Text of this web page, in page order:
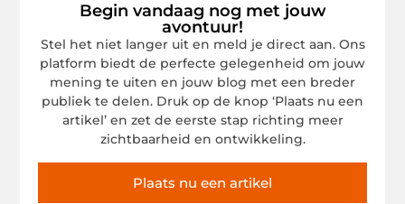
Begin vandaag nog met jouw
avontuur!
Stel het niet langer uit en meld je direct aan. Ons
platform biedt de perfecte gelegenheid om jouw
mening te uiten en jouw blog met een breder
publiek te delen. Druk op de knop ‘Plaats nu een
artikel’ en zet de eerste stap richting meer
zichtbaarheid en ontwikkeling.
Plaats nu een artikel